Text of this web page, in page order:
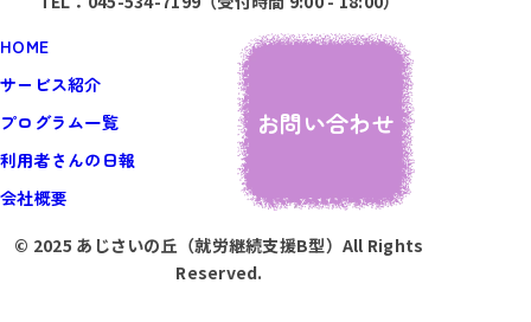
HOME
サービス紹介
プログラム一覧
利用者さんの日報
会社概要
お問い合わせ
© 2025 あじさいの丘（就労継続支援B型）All Rights
Reserved.